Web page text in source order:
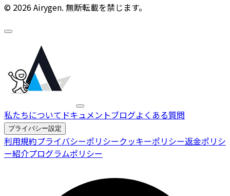
© 2026 Airygen. 無断転載を禁じます。
私たちについて ドキュメントブログよくある質問
プライバシー設定
利用規約プライバシーポリシークッキーポリシー返金ポリシ
ー紹介プログラムポリシー